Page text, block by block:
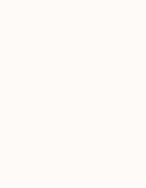
Prozess der
sich auf
die